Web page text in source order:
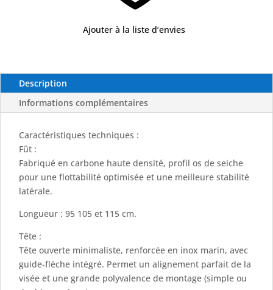
Ajouter à la liste d’envies
Description
Informations complémentaires
Caractéristiques techniques :
Fût :
Fabriqué en carbone haute densité, profil os de seiche
pour une flottabilité optimisée et une meilleure stabilité
latérale.
Longueur : 95 105 et 115 cm.
Tête :
Tête ouverte minimaliste, renforcée en inox marin, avec
guide-flèche intégré. Permet un alignement parfait de la
visée et une grande polyvalence de montage (simple ou